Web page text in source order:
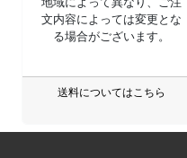
文内容によっては変更とな
る場合がございます。
送料についてはこちら